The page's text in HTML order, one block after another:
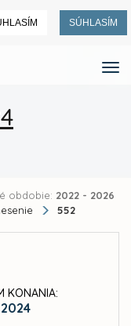
SÚHLASÍM
obdobie: 2022 - 2026
552
KONANIA: